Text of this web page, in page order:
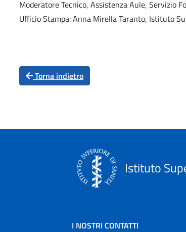
Moderatore Tecnico, Assistenza Aule, Servizio
Ufficio Stampa: Anna Mirella Taranto, Istituto
Torna indietro
Istituto
I NOSTRI CONTATTI